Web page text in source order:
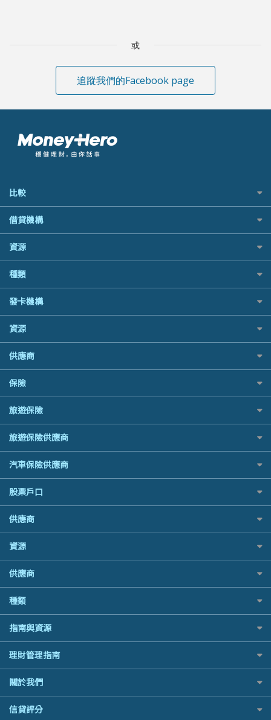
或
追蹤我們的Facebook page
比較
私人貸款比較
稅季/稅務貸款
網上貸款
結餘轉戶(清卡數貸款)
銀行貸款
財務公司貸款
免TU貸款
急借錢
業主貸款
汽車貸款
緊急貸款比較
最佳小額貸款比較
24小時貸款
最佳循環貸款
借貸機構
BEA 東亞銀行
BOC 中國銀行
Cashing Pro 優尚信貸
CCB(Asia) 中國建設銀行 (亞洲)
Citibank 花旗銀行
CNCBI 信銀國際
DBS 星展銀行
DSB 大新銀行
Fubon 富邦銀行
HK Finance 香港信貸
HSBC 滙豐銀行貸款
K Cash 貸款
National Resources 中潤物業按揭
OCBC 華僑銀行
PrimeCredit 安信信貸
Rabbit Credit月兔信貸
Standard Chartered 渣打銀行
UA 亞洲聯合財務
WeLab Bank
WeLend 貸款
X Wallet 貸款
資源
如何申請個人貸款
如何管理個人貸款
個人貸款有用資訊
清卡數貸款教學
循環貸款教學
個人化貸款產品推介 🔥全新
供樓利息扣稅
最佳貸款app
種類
網購優惠
精選外幣網購信用卡
尊尚信用卡
公司信用卡
電子錢包信用卡
台灣遊信用卡攻略
機場貴賓室信用卡
Visa信用卡
萬事達卡
銀聯信用卡
高獎賞信用卡推薦
發卡機構
Citibank花旗銀行
AE美國運通
DBS星展銀行
HSBC滙豐銀行
Mox
信銀國際
恒生銀行
Standard Chartered渣打銀行
安信EarnMORE
AEON
東亞銀行
SIM
資源
Black Friday優惠
淘寶付款方式
一田購物優惠日
SOGO感謝祭
HKTVmall優惠碼
交稅優惠
機票優惠碼
供應商
八達通自動增值信用卡
保險
旅遊保險
汽車保險
家居保險
家傭保險
寵物保險
年金資訊
樓宇火險
旅遊保險
日本旅遊保險及資訊
泰國旅遊保險及資訊
台灣旅遊保險及資訊
韓國旅遊保險及資訊
歐洲旅遊保險及資訊
越南旅遊保險及資訊
長者嘆世界
家庭親子遊
全年周圍飛
手機邊份好
自駕遊比較
相機有得保
最佳滑雪旅遊保險
最適合BB的旅遊保險
旅遊保險供應商
AXA 安盛
AIG 美亞
Allianz 安聯
Allied World 世聯
Avo
中國銀行
Blue Cross 藍十字
中國平安
大新銀行
Generali 忠意
HSBC滙豐銀行
MSIG 三井住友
QBE 昆士蘭
Starr
Zurich 蘇黎世
汽車保險供應商
大新汽車保險
中銀汽車保險
Allianz安聯汽車保險
bolttech保障汽車保險
Zurich蘇黎世汽車保險
QBE昆士蘭汽車保險
股票戶口
富途證券
IB盈透證券
老虎證券
uSMART 盈立證券
華盛証券
長橋證券
漲樂全球通｜華泰國際
OSL
StashAway
Syfe
供應商
富途牛牛好唔好？
Webull微牛證券好唔好？
Longbridge長橋證券好唔好？
老虎證券好唔好？
華盛証券好唔好？
漲樂全球通好唔好？
盈立證券 uSMART 好唔好？
Stashaway好唔好？
Hashkey好唔好？
Syfe好唔好？
資源
股票戶口開戶
證券行邊間好？
港股5隻高息ETF精選
什麼是ETF？
香港30大高息股排行
黃金ETF懶人包
選股策略：五步調查攻略
供應商
銀行戶口比較
尊尚銀行戶口
Citi Plus
中信銀行inMotion
Airwallex銀行
種類
定期存款
港元定存
人民幣定存
美元定存
英鎊定存
澳元定存
指南與資源
理財資訊
識慳識賺
債務管理
投資理財
置業安居
理財管理指南
常用相關詞彙
MoneyHero電子報
所有合作銀行或機構
關於我們
服務承諾
信貸評分